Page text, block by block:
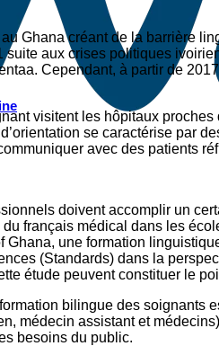
Ghana créant de la barrière
aux crises politiques
Cependant, à partir de
visitent les hôpitaux
se caractérise par
avec des patients
doivent accomplir un
français médical dans les
une formation
(Standards) dans la
étude peuvent constituer le
bilingue des
médecin assistant et
besoins du public.